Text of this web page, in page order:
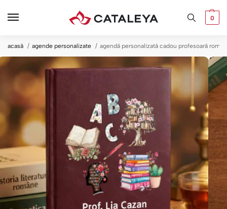
0
acasă agende personalizate agendă personalizată cadou profesoară